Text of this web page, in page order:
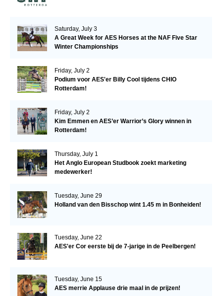
Saturday, July 3
A Great Week for AES Horses at the NAF Five Star
Winter Championships
Friday, July 2
Podium voor AES'er Billy Cool tijdens CHIO
Rotterdam!
Friday, July 2
Kim Emmen en AES’er Warrior’s Glory winnen in
Rotterdam!
Thursday, July 1
Het Anglo European Studbook zoekt marketing
medewerker!
Tuesday, June 29
Holland van den Bisschop wint 1.45 m in Bonheiden!
Tuesday, June 22
AES'er Cor eerste bij de 7-jarige in de Peelbergen!
Tuesday, June 15
AES merrie Applause drie maal in de prijzen!